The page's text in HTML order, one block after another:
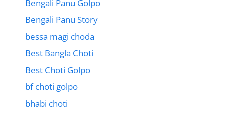
Bengali Panu Golpo
Bengali Panu Story
bessa magi choda
Best Bangla Choti
Best Choti Golpo
bf choti golpo
bhabi choti